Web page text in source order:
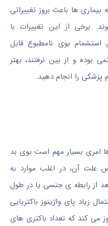
ها باعث بروز تغییراتی
برخی از این تغییرات با
بوی نامطبوع قابل
بوده و از بین نرفتند، بهتر
پزشکی را انجام دهید.
امری بسیار مهم است بوی بد
علت آن، در اغلب موارد به
از رابطه ی جنسی یا در طول
زیاد پای واژینوز باکتریایی
می کند که تعداد باکتری های